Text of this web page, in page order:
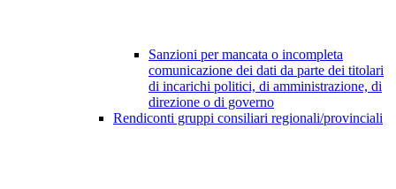
Sanzioni per mancata o incompleta
comunicazione dei dati da parte dei titolari
di incarichi politici, di amministrazione, di
direzione o di governo
Rendiconti gruppi consiliari regionali/provinciali